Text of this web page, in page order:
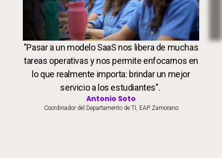
Students
"Pasar a un modelo SaaS nos libera de muchas
tareas operativas y nos permite enfocarnos en
lo que realmente importa: brindar un mejor
servicio a los estudiantes".
Antonio Soto
Coordinador del Departamento de TI, EAP Zamorano